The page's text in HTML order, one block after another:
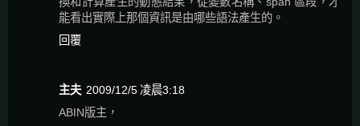
能看出實際上那個資訊是由哪些語法產生的。
回覆
主夫 2009/12/5 凌晨3:18
ABIN版主，